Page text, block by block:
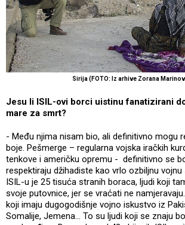
Sirija (FOTO: Iz arhive Zorana
Jesu li ISIL-ovi borci uistinu fanatizirani
mare za smrt?
- Među njima nisam bio, ali definitivno mogu
boje. Pešmerge – regularna vojska iračkih
tenkove i američku opremu - definitivno se
respektiraju džihadiste kao vrlo ozbiljnu vojnu
ISIL-u je 25 tisuća stranih boraca, ljudi koji
svoje putovnice, jer se vraćati ne
koji imaju dugogodišnje vojno iskustvo iz
Somalije, Jemena... To su ljudi koji se znaju